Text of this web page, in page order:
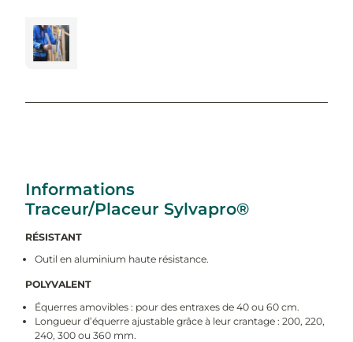
Informations
Traceur/Placeur Sylvapro®
RÉSISTANT
Outil en aluminium haute résistance.
POLYVALENT
Équerres amovibles : pour des entraxes de 40 ou 60 cm.
Longueur d’équerre ajustable grâce à leur crantage : 200, 220,
240, 300 ou 360 mm.